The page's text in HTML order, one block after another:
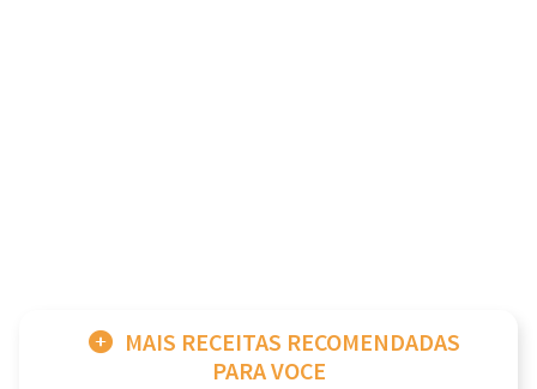
MAIS RECEITAS RECOMENDADAS
PARA VOCE